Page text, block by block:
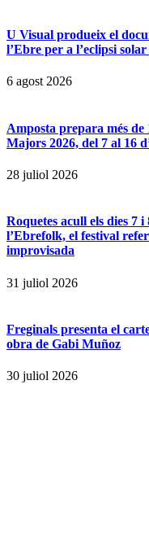
U Visual produeix el
l’Ebre per a l’eclipsi solar
6 agost 2026
Amposta prepara més de
Majors 2026, del 7 al 16
28 juliol 2026
Roquetes acull els dies 7 i
l’Ebrefolk, el festival
improvisada
31 juliol 2026
Freginals presenta el
obra de Gabi Muñoz
30 juliol 2026